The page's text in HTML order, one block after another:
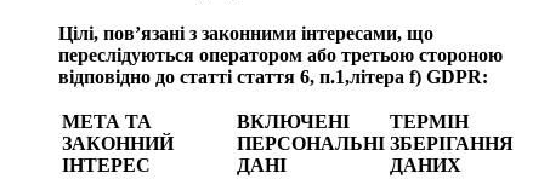
Цілі, пов’язані з законними інтересами, що
переслідуються оператором або третьою стороною
відповідно до статті стаття 6, п.1,літера f) GDPR:
МЕТА ТА
ЗАКОННИЙ
ІНТЕРЕС
ВКЛЮЧЕНІ
ПЕРСОНАЛЬНІ
ДАНІ
ТЕРМІН
ЗБЕРІГАННЯ
ДАНИХ